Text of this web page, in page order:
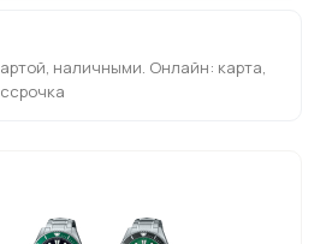
наличными. Онлайн: карта,